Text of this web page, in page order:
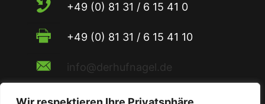
+49 (0) 81 31 / 6 15 41 0
+49 (0) 81 31 / 6 15 41 10
info@derhufnagel.de